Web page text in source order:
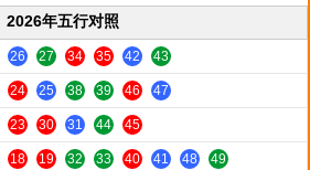
2026年五行对照
26 27 34 35 42 43
24 25 38 39 46 47
23 30 31 44 45
18 19 32 33 40 41 48 49